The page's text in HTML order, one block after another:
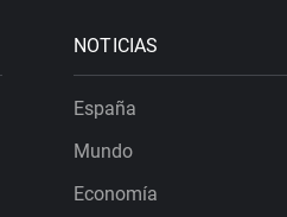
NOTICIAS
España
Mundo
Economía